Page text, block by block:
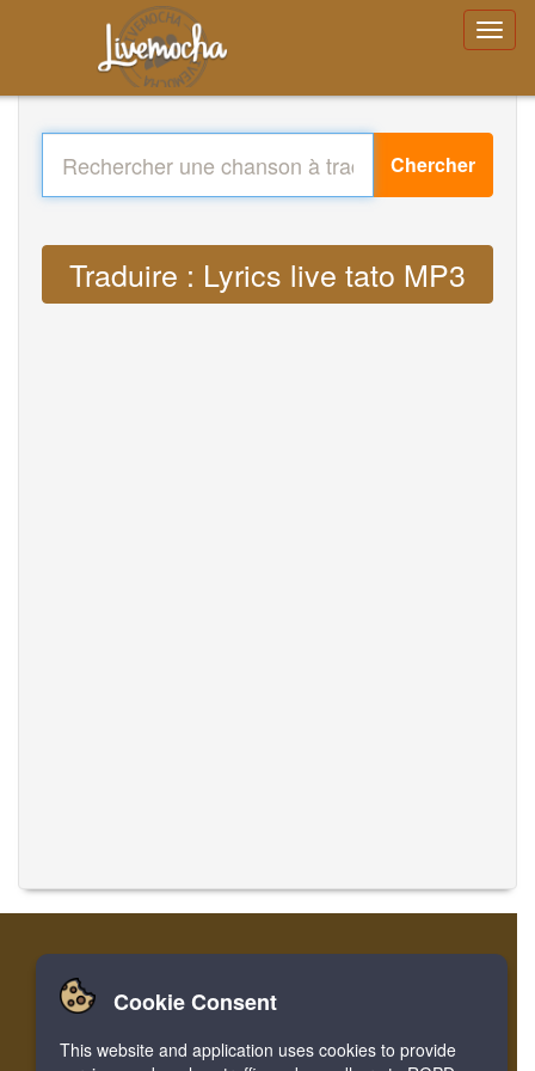
Chercher
Traduire : Lyrics live tato MP3
Accueil Login Register
Facebook Twitter Bookmark
Cookie Consent
This website and application uses cookies to provide